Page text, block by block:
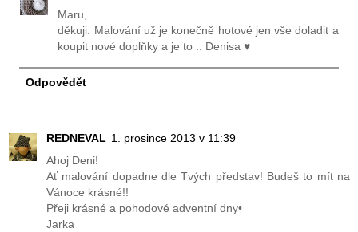
Maru,
děkuji. Malování už je konečně hotové jen vše doladit a
koupit nové doplňky a je to .. Denisa ♥
Odpovědět
REDNEVAL 1. prosince 2013 v 11:39
Ahoj Deni!
Ať malování dopadne dle Tvých představ! Budeš to mít na
Vánoce krásné!!
Přeji krásné a pohodové adventní dny•
Jarka